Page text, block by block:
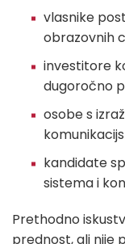
vlasnike
obrazovnih
investitore
dugoročno
osobe s
kandidate
sistema i
Prethodno
prednost, ali nije